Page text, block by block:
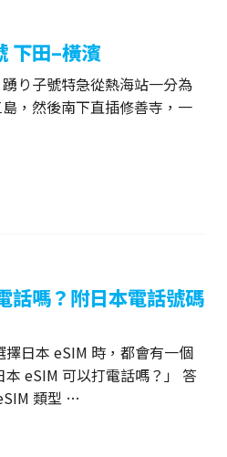
下田–橫濱
り子號特急從熱海站一分為
，然後南下直插修善寺，一
話嗎？附日本電話號碼
擇日本 eSIM 時，都會有一個
本 eSIM 可以打電話嗎？」 答
類型 …